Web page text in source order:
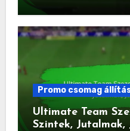
Promo csomag
Ultimate Team
Szintek, Jutalmak,